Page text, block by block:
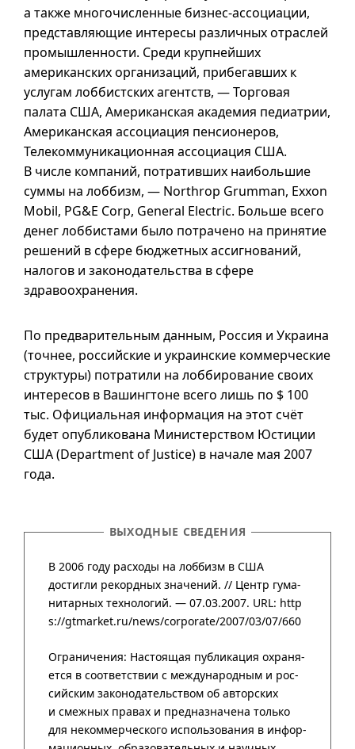
а также многочисленные бизнес-ассоциации,
представляющие интересы различных отраслей
промышленности. Среди крупнейших
американских организаций, прибегавших к
услугам лоббистских агентств, — Торговая
палата США, Американская академия педиатрии,
Американская ассоциация пенсионеров,
Телекоммуникационная ассоциация США.
В числе компаний, потративших наибольшие
суммы на лоббизм, — Northrop Grumman, Exxon
Mobil, PG&E Corp, General Electric. Больше всего
денег лоббистами было потрачено на принятие
решений в сфере бюджетных ассигнований,
налогов и законодательства в сфере
здравоохранения.
По предварительным данным, Россия и Украина
(точнее, российские и украинские коммерческие
структуры) потратили на лоббирование своих
интересов в Вашингтоне всего лишь по $ 100
тыс. Официальная информация на этот счёт
будет опубликована Министерством Юстиции
США (Department of Justice) в начале мая 2007
года.
ВЫХОДНЫЕ СВЕДЕНИЯ
В 2006 году расходы на лоббизм в США
достигли рекордных значений. // Центр гума­
нитар­ных техно­логий. — 07.03.2007. URL: http
s://gtmarket.ru/news/corporate/2007/03/07/660